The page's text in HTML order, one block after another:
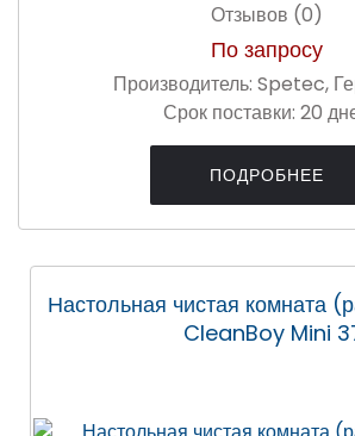
Отзывов (0)
По запросу
Производитель: Spetec,
Срок поставки: 20
ПОДРОБНЕЕ
Настольная чистая комната
CleanBoy Mini